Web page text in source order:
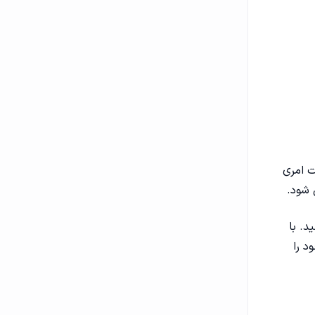
امری
شود.
با
را